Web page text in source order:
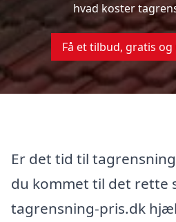
hvad koster
Få et tilbud, gratis
Er det tid til
du kommet til det rette
tagrensning-pris.dk